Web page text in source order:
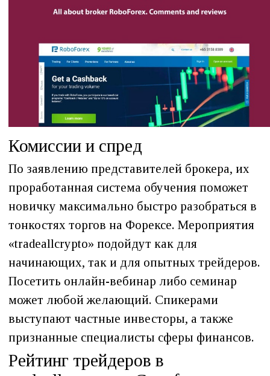
Комиссии и спред
По заявлению представителей брокера, их
проработанная система обучения поможет
новичку максимально быстро разобраться в
тонкостях торгов на Форексе. Мероприятия
«tradeallcrypto» подойдут как для
начинающих, так и для опытных трейдеров.
Посетить онлайн-вебинар либо семинар
может любой желающий. Спикерами
выступают частные инвесторы, а также
признанные специалисты сферы финансов.
Рейтинг трейдеров в